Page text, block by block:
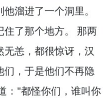
他溜进了一个洞里。
了那个地方。
那两
恙， 都很惊讶， 汉
， 于是他们不再隐
："都怪你们， 谁叫你